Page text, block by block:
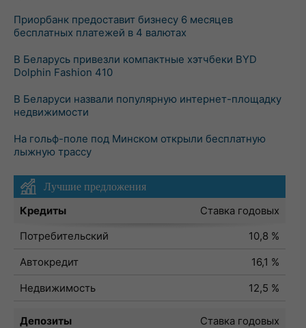
Приорбанк предоставит бизнесу 6 месяцев
бесплатных платежей в 4 валютах
В Беларусь привезли компактные хэтчбеки BYD
Dolphin Fashion 410
В Беларуси назвали популярную интернет-площадку
недвижимости
На гольф-поле под Минском открыли бесплатную
лыжную трассу
Лучшие предложения
Кредиты
Ставка годовых
Потребительский
10,8 %
Автокредит
16,1 %
Недвижимость
12,5 %
Депозиты
Ставка годовых